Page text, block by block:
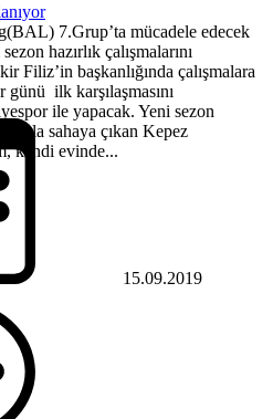
7.Grup’ta mücadele edecek
hazırlık çalışmalarını
Filiz’in başkanlığında çalışmalara
günü ilk karşılaşmasını
ile yapacak. Yeni sezon
sahaya çıkan Kepez
kendi evinde...
15.09.2019